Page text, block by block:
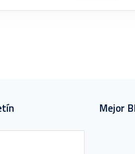
Mejor